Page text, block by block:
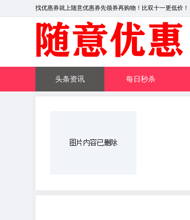
找优惠券就上随意优惠券先领券再购物！比双十一更低价！
头条资讯 每日秒杀